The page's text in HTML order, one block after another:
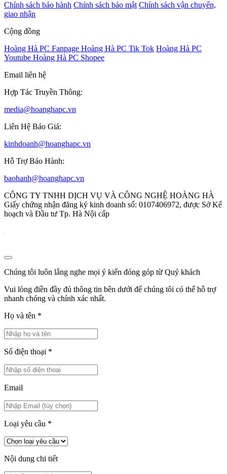
Chính sách bảo hành Chính sách bảo mật Chính sách vận chuyển,
giao nhận
Cộng đồng
Hoàng Hà PC Fanpage Hoàng Hà PC Tik Tok Hoàng Hà PC
Youtube Hoàng Hà PC Shopee
Email liên hệ
Hợp Tác Truyền Thông:
media@hoanghapc.vn
Liên Hệ Báo Giá:
kinhdoanh@hoanghapc.vn
Hỗ Trợ Bảo Hành:
baohanh@hoanghapc.vn
CÔNG TY TNHH DỊCH VỤ VÀ CÔNG NGHỆ HOÀNG HÀ
Giấy chứng nhận đăng ký kinh doanh số: 0107406972, được Sở Kế
hoạch và Đầu tư Tp. Hà Nội cấp
Chúng tôi luôn lắng nghe mọi ý kiến đóng góp từ Quý khách
Vui lòng điền đầy đủ thông tin bên dưới để chúng tôi có thể hỗ trợ
nhanh chóng và chính xác nhất.
Họ và tên *
Số điện thoại *
Email
Loại yêu cầu *
Nội dung chi tiết